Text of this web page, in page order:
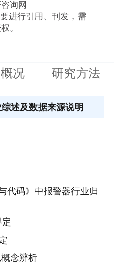
询网
进行引用、刊发，需
。
况 研究方法
述及数据来源说明
代码》中报警器行业归
念辨析